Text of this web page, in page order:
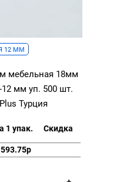
12 ММ
мебельная 18мм
мм уп. 500 шт.
Турция
1 упак. Скидка